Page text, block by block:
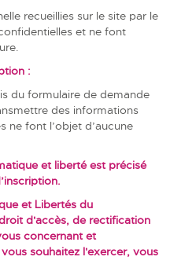
recueillies sur le site par le
et ne font
:
du formulaire de demande
des informations
ne font l’objet d’aucune
et liberté est précisé
et Libertés du
d'accès, de rectification
concernant et
souhaitez l'exercer, vous